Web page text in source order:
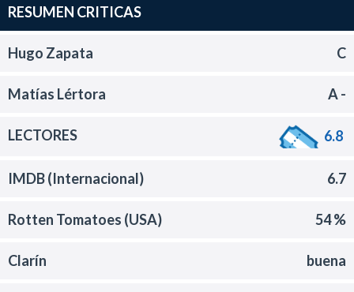
RESUMEN CRITICAS
Hugo Zapata C
Matías Lértora A -
LECTORES 6.8
IMDB (Internacional) 6.7
Rotten Tomatoes (USA) 54 %
Clarín buena